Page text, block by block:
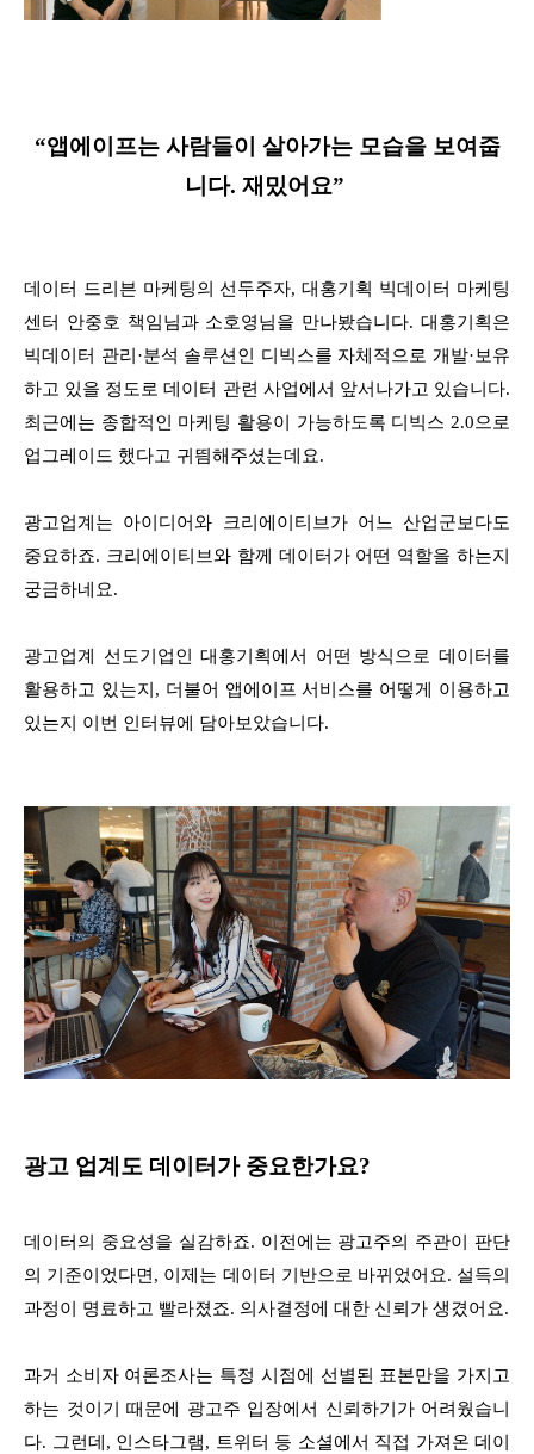
“앱에이프는 사람들이 살아가는 모습을 보여줍
니다. 재밌어요”
데이터 드리븐 마케팅의 선두주자, 대홍기획 빅데이터 마케팅
센터 안중호 책임님과 소호영님을 만나봤습니다. 대홍기획은
빅데이터 관리·분석 솔루션인 디빅스를 자체적으로 개발·보유
하고 있을 정도로 데이터 관련 사업에서 앞서나가고 있습니다.
최근에는 종합적인 마케팅 활용이 가능하도록 디빅스 2.0으로
업그레이드 했다고 귀띔해주셨는데요.
광고업계는 아이디어와 크리에이티브가 어느 산업군보다도
중요하죠. 크리에이티브와 함께 데이터가 어떤 역할을 하는지
궁금하네요.
광고업계 선도기업인 대홍기획에서 어떤 방식으로 데이터를
활용하고 있는지, 더불어 앱에이프 서비스를 어떻게 이용하고
있는지 이번 인터뷰에 담아보았습니다.
광고 업계도 데이터가 중요한가요?
데이터의 중요성을 실감하죠. 이전에는 광고주의 주관이 판단
의 기준이었다면, 이제는 데이터 기반으로 바뀌었어요. 설득의
과정이 명료하고 빨라졌죠. 의사결정에 대한 신뢰가 생겼어요.
과거 소비자 여론조사는 특정 시점에 선별된 표본만을 가지고
하는 것이기 때문에 광고주 입장에서 신뢰하기가 어려웠습니
다. 그런데, 인스타그램, 트위터 등 소셜에서 직접 가져온 데이